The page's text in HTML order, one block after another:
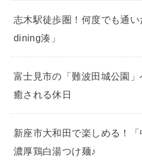
志木駅徒歩圏！何度でも通
dining湊」
富士見市の「難波田城公園
癒される休日
新座市大和田で楽しめる！
濃厚鶏白湯つけ麺♪